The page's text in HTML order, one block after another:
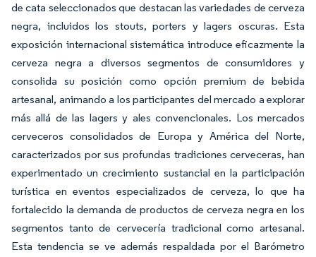
de cata seleccionados que destacan las variedades de cerveza
negra, incluidos los stouts, porters y lagers oscuras. Esta
exposición internacional sistemática introduce eficazmente la
cerveza negra a diversos segmentos de consumidores y
consolida su posición como opción premium de bebida
artesanal, animando a los participantes del mercado a explorar
más allá de las lagers y ales convencionales. Los mercados
cerveceros consolidados de Europa y América del Norte,
caracterizados por sus profundas tradiciones cerveceras, han
experimentado un crecimiento sustancial en la participación
turística en eventos especializados de cerveza, lo que ha
fortalecido la demanda de productos de cerveza negra en los
segmentos tanto de cervecería tradicional como artesanal.
Esta tendencia se ve además respaldada por el Barómetro